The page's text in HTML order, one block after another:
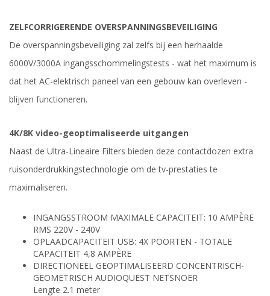
ZELFCORRIGERENDE OVERSPANNINGSBEVEILIGING
De overspanningsbeveiliging zal zelfs bij een herhaalde
6000V/3000A ingangsschommelingstests - wat het maximum is
dat het AC-elektrisch paneel van een gebouw kan overleven -
blijven functioneren.
4K/8K video-geoptimaliseerde uitgangen
Naast de Ultra-Lineaire Filters bieden deze contactdozen extra
ruisonderdrukkingstechnologie om de tv-prestaties te
maximaliseren.
INGANGSSTROOM MAXIMALE CAPACITEIT: 10 AMPÈRE
RMS 220V - 240V
OPLAADCAPACITEIT USB: 4X POORTEN - TOTALE
CAPACITEIT 4,8 AMPÈRE
DIRECTIONEEL GEOPTIMALISEERD CONCENTRISCH-
GEOMETRISCH AUDIOQUEST NETSNOER
Lengte 2.1 meter